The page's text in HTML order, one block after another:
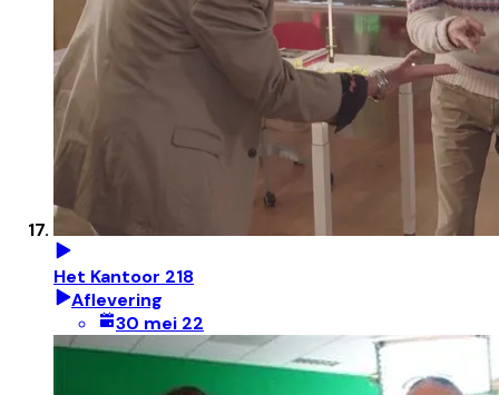
Het Kantoor 218
Aflevering
30 mei 22